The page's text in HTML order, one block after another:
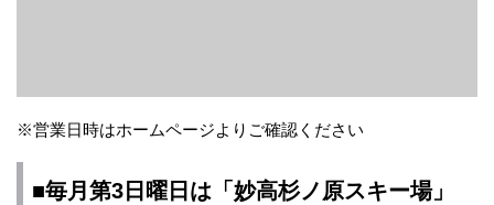
※営業日時はホームページよりご確認ください
■毎月第3日曜日は「妙高杉ノ原スキー場」